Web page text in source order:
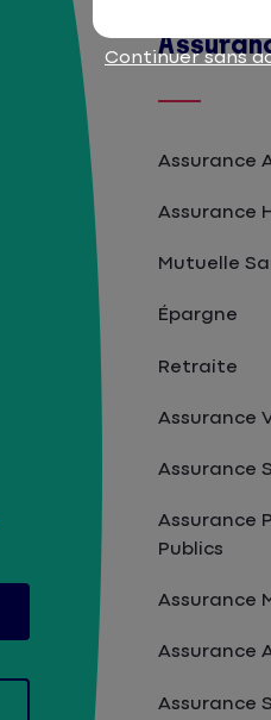
Assurance
Assurance
Mutuelle
Épargne
Retraite
Assurance
Assurance
Assurance
Publics
Assurance
Assurance
Assurance
Continuer sans